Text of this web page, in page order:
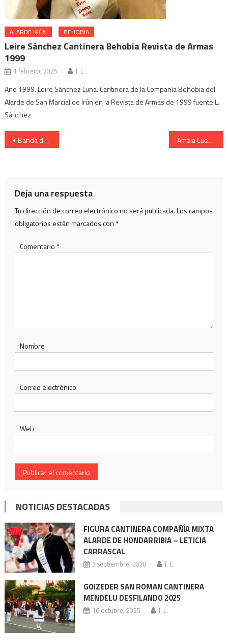
ALARDE IRÚN BEHOBIA
Leire Sánchez Cantinera Behobia Revista de Armas
1999
1 febrero, 2025 J. L.
Año 1999. Leire Sánchez Luna. Cantinera de la Compañía Behobia del
Alarde de San Marcial de Irún en la Revista de Armas de 1999 fuente L.
Sánchez
Navegación
Banda de Música Hondarribia. Cantinera Maitane Rodrigo Tarde 2013 Amaia Cuende Cantinera Compañía Real Unión 2003
Deja una respuesta
Tu dirección de correo electrónico no será publicada.Los campos
obligatorios están marcados con *
Comentario *
Nombre
Correo electrónico
Web
NOTICIAS DESTACADAS
FIGURA CANTINERA COMPAÑÍA MIXTA
ALARDE DE HONDARRIBIA – LETICIA
CARRASCAL
3 septiembre, 2020 J. L.
GOIZEDER SAN ROMAN CANTINERA
MENDELU DESFILANDO 2025
16 octubre, 2025 J. L.